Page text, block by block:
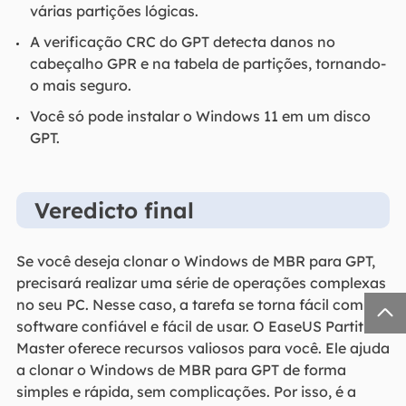
várias partições lógicas.
A verificação CRC do GPT detecta danos no
cabeçalho GPR e na tabela de partições, tornando-
o mais seguro.
Você só pode instalar o Windows 11 em um disco
GPT.
Veredicto final
Se você deseja clonar o Windows de MBR para GPT,
precisará realizar uma série de operações complexas
no seu PC. Nesse caso, a tarefa se torna fácil com um
software confiável e fácil de usar. O EaseUS Partition
Master oferece recursos valiosos para você. Ele ajuda
a clonar o Windows de MBR para GPT de forma
simples e rápida, sem complicações. Por isso, é a
